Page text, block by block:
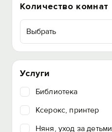
Количество комнат
Выбрать
Услуги
Библиотека
Ксерокс, принтер
Няня, уход за детьми